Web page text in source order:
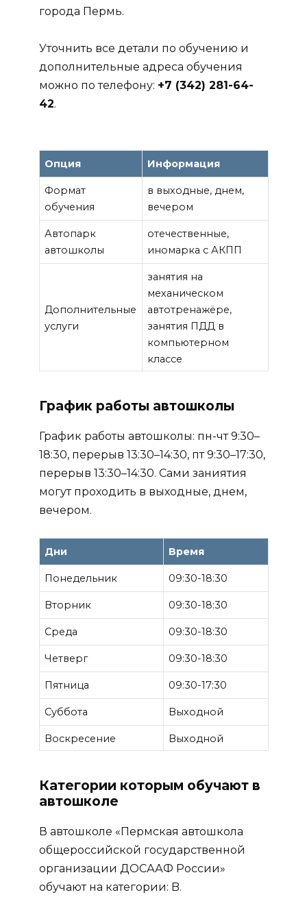
города Пермь.
Уточнить все детали по обучению и
дополнительные адреса обучения
можно по телефону: +7 (342) 281-64-
42.
Опция Информация
Формат
обучения
в выходные, днем,
вечером
Автопарк
автошколы
отечественные,
иномарка с АКПП
Дополнительные
услуги
занятия на
механическом
автотренажёре,
занятия ПДД в
компьютерном
классе
График работы автошколы
График работы автошколы: пн-чт 9:30–
18:30, перерыв 13:30–14:30, пт 9:30–17:30,
перерыв 13:30–14:30. Сами заниятия
могут проходить в выходные, днем,
вечером.
Дни Время
Понедельник 09:30-18:30
Вторник 09:30-18:30
Среда 09:30-18:30
Четверг 09:30-18:30
Пятница 09:30-17:30
Суббота Выходной
Воскресение Выходной
Категории которым обучают в
автошколе
В автошколе «Пермская автошкола
общероссийской государственной
организации ДОСААФ России»
обучают на категории: B.